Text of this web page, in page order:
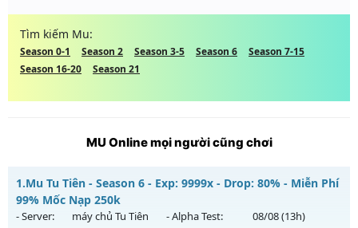
Tìm kiếm Mu:
Season 0-1 Season 2 Season 3-5 Season 6
Season 7-15
Season 16-20
Season 21
MU Online mọi người cũng chơi
1.Mu Tu Tiên - Season 6 - Exp: 9999x - Drop: 80% - Miễn Phí
99% Mốc Nạp 250k
- Server: máy chủ Tu Tiên - Alpha Test: 08/08(13h)